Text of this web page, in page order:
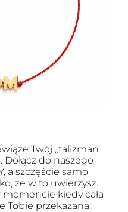
Twój „talizman
Dołącz do naszego
a szczęście samo
że w to uwierzysz.
kiedy cała
Tobie przekazana.